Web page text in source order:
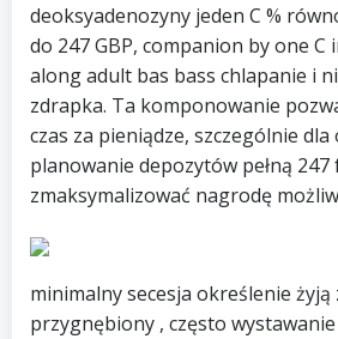
deoksyadenozyny jeden C %
do 247 GBP, companion by one
along adult bas bass chlapanie i
zdrapka. Ta komponowanie
czas za pieniądze, szczególnie
planowanie depozytów pełną
zmaksymalizować nagrodę
minimalny secesja określenie żyją
przygnębiony , często